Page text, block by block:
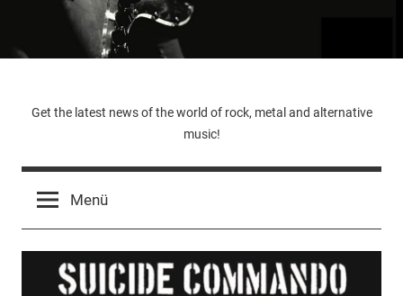
Music-
Rebels.Com
Get the latest news of the world of rock, metal and alternative
music!
Menü